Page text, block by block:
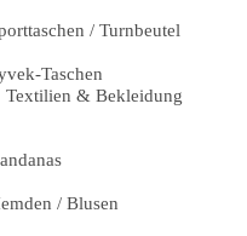
/ Turnbeutel
Taschen
Textilien & Bekleidung
/ Blusen